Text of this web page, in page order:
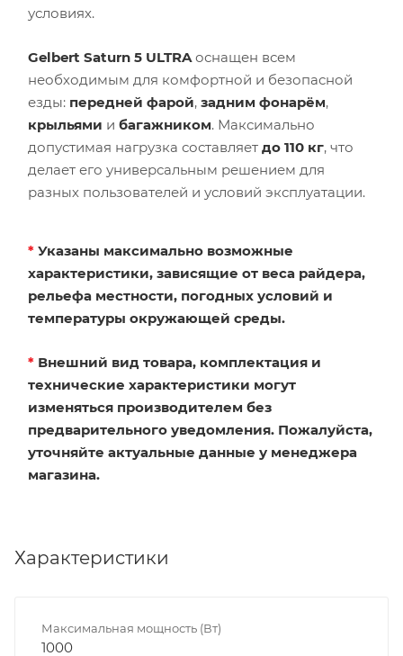
условиях.
Gelbert Saturn 5 ULTRA оснащен всем
необходимым для комфортной и безопасной
езды: передней фарой, задним фонарём,
крыльями и багажником. Максимально
допустимая нагрузка составляет до 110 кг, что
делает его универсальным решением для
разных пользователей и условий эксплуатации.
* Указаны максимально возможные
характеристики, зависящие от веса райдера,
рельефа местности, погодных условий и
температуры окружающей среды.
* Внешний вид товара, комплектация и
технические характеристики могут
изменяться производителем без
предварительного уведомления. Пожалуйста,
уточняйте актуальные данные у менеджера
магазина.
Характеристики
Максимальная мощность (Вт)
1000